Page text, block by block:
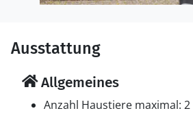
Ausstattung
Allgemeines
Anzahl Haustiere maximal: 2